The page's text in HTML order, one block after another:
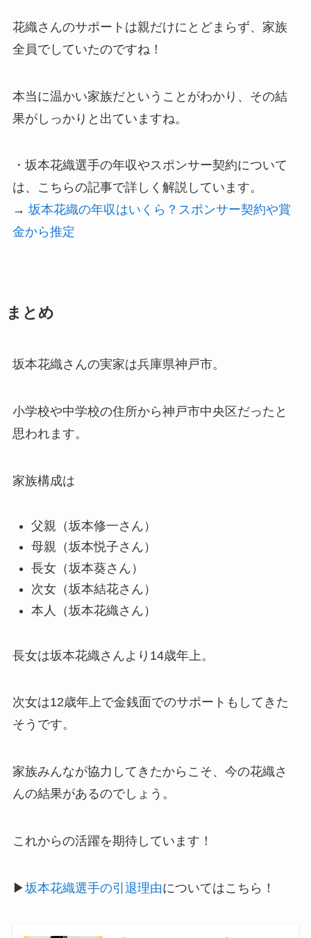
花織さんのサポートは親だけにとどまらず、家族
全員でしていたのですね！
本当に温かい家族だということがわかり、その結
果がしっかりと出ていますね。
・坂本花織選手の年収やスポンサー契約について
は、こちらの記事で詳しく解説しています。
→ 坂本花織の年収はいくら？スポンサー契約や賞
金から推定
まとめ
坂本花織さんの実家は兵庫県神戸市。
小学校や中学校の住所から神戸市中央区だったと
思われます。
家族構成は
父親（坂本修一さん）
母親（坂本悦子さん）
長女（坂本葵さん）
次女（坂本結花さん）
本人（坂本花織さん）
長女は坂本花織さんより14歳年上。
次女は12歳年上で金銭面でのサポートもしてきた
そうです。
家族みんなが協力してきたからこそ、今の花織さ
んの結果があるのでしょう。
これからの活躍を期待しています！
▶坂本花織選手の引退理由についてはこちら！